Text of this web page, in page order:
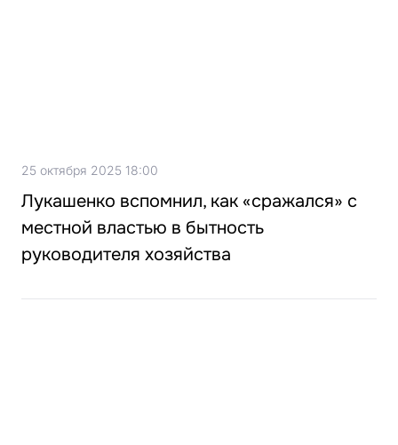
25 октября 2025 18:00
Лукашенко вспомнил, как «сражался» с
местной властью в бытность
руководителя хозяйства